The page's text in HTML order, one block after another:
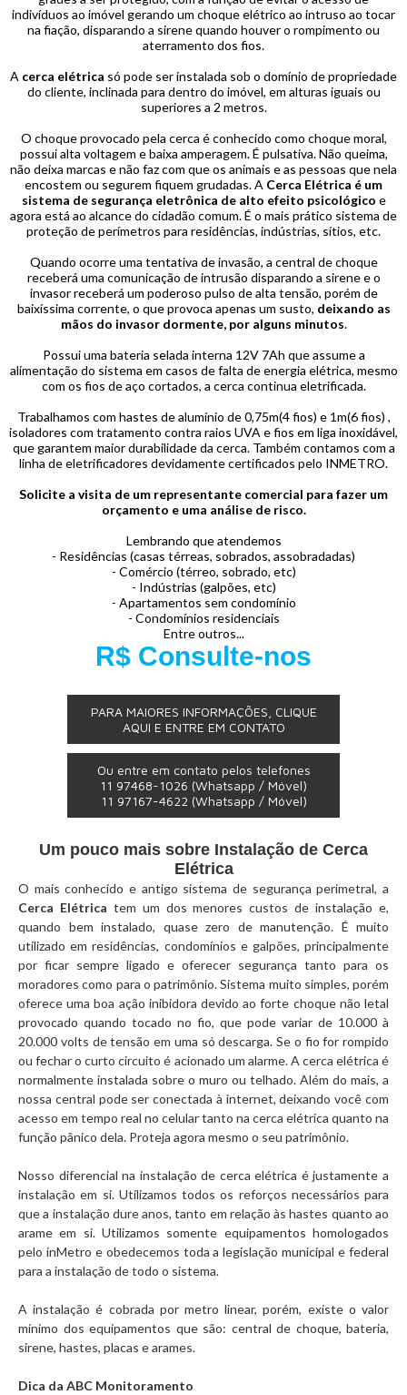
indivíduos ao imóvel gerando um choque elétrico ao intruso ao tocar
na fiação, disparando a sirene quando houver o rompimento ou
aterramento dos fios.
A cerca elétrica só pode ser instalada sob o domínio de propriedade
do cliente, inclinada para dentro do imóvel, em alturas iguais ou
superiores a 2 metros.
O choque provocado pela cerca é conhecido como choque moral,
possui alta voltagem e baixa amperagem. É pulsativa. Não queima,
não deixa marcas e não faz com que os animais e as pessoas que nela
encostem ou segurem fiquem grudadas. A Cerca Elétrica é um
sistema de segurança eletrônica de alto efeito psicológico e
agora está ao alcance do cidadão comum. É o mais prático sistema de
proteção de perímetros para residências, indústrias, sítios, etc.
Quando ocorre uma tentativa de invasão, a central de choque
receberá uma comunicação de intrusão disparando a sirene e o
invasor receberá um poderoso pulso de alta tensão, porém de
baixíssima corrente, o que provoca apenas um susto, deixando as
mãos do invasor dormente, por alguns minutos.
Possui uma bateria selada interna 12V 7Ah que assume a
alimentação do sistema em casos de falta de energia elétrica, mesmo
com os fios de aço cortados, a cerca continua eletrificada.
Trabalhamos com hastes de alumínio de 0,75m(4 fios) e 1m(6 fios) ,
isoladores com tratamento contra raios UVA e fios em liga inoxidável,
que garantem maior durabilidade da cerca. Também contamos com a
linha de eletrificadores devidamente certificados pelo INMETRO.
Solicite a visita de um representante comercial para fazer um
orçamento e uma análise de risco.
Lembrando que atendemos
- Residências (casas térreas, sobrados, assobradadas)
- Comércio (térreo, sobrado, etc)
- Indústrias (galpões, etc)
- Apartamentos sem condomínio
- Condomínios residenciais
Entre outros...
R$ Consulte-nos
PARA MAIORES INFORMAÇÕES, CLIQUE
AQUI E ENTRE EM CONTATO
Ou entre em contato pelos telefones
11 97468-1026 (Whatsapp / Móvel)
11 97167-4622 (Whatsapp / Móvel)
Um pouco mais sobre Instalação de Cerca
Elétrica
O mais conhecido e antigo sistema de segurança perimetral, a
Cerca Elétrica tem um dos menores custos de instalação e,
quando bem instalado, quase zero de manutenção. É muito
utilizado em residências, condomínios e galpões, principalmente
por ficar sempre ligado e oferecer segurança tanto para os
moradores como para o patrimônio. Sistema muito simples, porém
oferece uma boa ação inibidora devido ao forte choque não letal
provocado quando tocado no fio, que pode variar de 10.000 à
20.000 volts de tensão em uma só descarga. Se o fio for rompido
ou fechar o curto circuito é acionado um alarme. A cerca elétrica é
normalmente instalada sobre o muro ou telhado. Além do mais, a
nossa central pode ser conectada à internet, deixando você com
acesso em tempo real no celular tanto na cerca elétrica quanto na
função pânico dela. Proteja agora mesmo o seu patrimônio.
Nosso diferencial na instalação de cerca elétrica é justamente a
instalação em si. Utilizamos todos os reforços necessários para
que a instalação dure anos, tanto em relação às hastes quanto ao
arame em si. Utilizamos somente equipamentos homologados
pelo inMetro e obedecemos toda a legislação municipal e federal
para a instalação de todo o sistema.
A instalação é cobrada por metro linear, porém, existe o valor
mínimo dos equipamentos que são: central de choque, bateria,
sirene, hastes, placas e arames.
Dica da ABC Monitoramento